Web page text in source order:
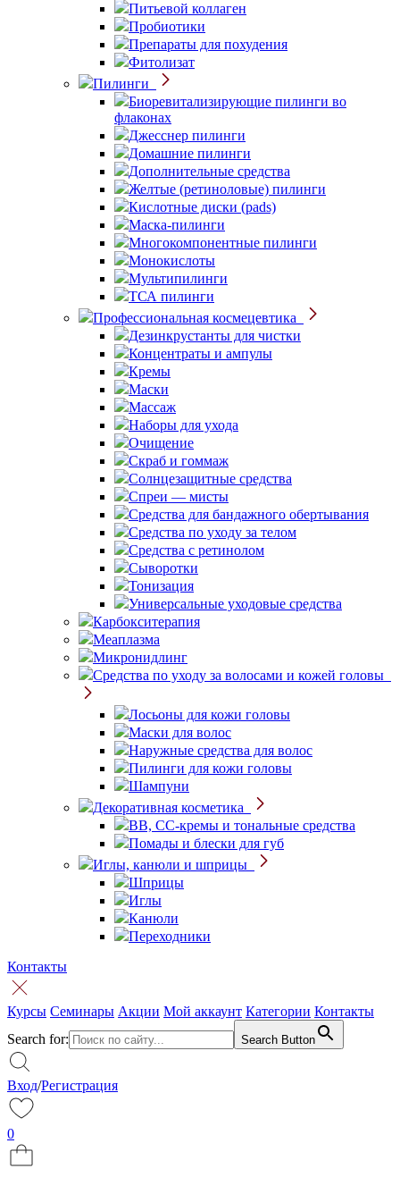
Питьевой коллаген
Пробиотики
Препараты для похудения
Фитолизат
Пилинги
Биоревитализирующие пилинги во
флаконах
Джесснер пилинги
Домашние пилинги
Дополнительные средства
Желтые (ретиноловые) пилинги
Кислотные диски (pads)
Маска-пилинги
Многокомпонентные пилинги
Монокислоты
Мультипилинги
ТСА пилинги
Профессиональная космецевтика
Дезинкрустанты для чистки
Концентраты и ампулы
Кремы
Маски
Массаж
Наборы для ухода
Очищение
Скраб и гоммаж
Солнцезащитные средства
Спреи — мисты
Средства для бандажного обертывания
Средства по уходу за телом
Средства с ретинолом
Сыворотки
Тонизация
Универсальные уходовые средства
Карбокситерапия
Меаплазма
Микронидлинг
Средства по уходу за волосами и кожей головы
Лосьоны для кожи головы
Маски для волос
Наружные средства для волос
Пилинги для кожи головы
Шампуни
Декоративная косметика
BB, CC-кремы и тональные средства
Помады и блески для губ
Иглы, канюли и шприцы
Шприцы
Иглы
Канюли
Переходники
Контакты
Курсы Семинары Акции Мой аккаунт Категории Контакты
Search for:
Search Button
Вход/Регистрация
0